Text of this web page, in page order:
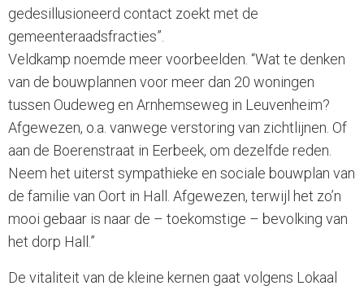
gedesillusioneerd contact zoekt met de
gemeenteraadsfracties”.
Veldkamp noemde meer voorbeelden. “Wat te denken
van de bouwplannen voor meer dan 20 woningen
tussen Oudeweg en Arnhemseweg in Leuvenheim?
Afgewezen, o.a. vanwege verstoring van zichtlijnen. Of
aan de Boerenstraat in Eerbeek, om dezelfde reden.
Neem het uiterst sympathieke en sociale bouwplan van
de familie van Oort in Hall. Afgewezen, terwijl het zo’n
mooi gebaar is naar de – toekomstige – bevolking van
het dorp Hall.”
De vitaliteit van de kleine kernen gaat volgens Lokaal